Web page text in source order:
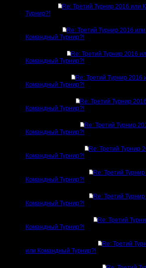
Re: Третий Турнир 2016 или
Турнир?!
Re: Третий Турнир 2016 или
Командный Турнир?!
Re: Третий Турнир 2016
Командный Турнир?!
Re: Третий Турнир 2016
Командный Турнир?!
Re: Третий Турнир
Командный Турнир?!
Re: Третий Турнир
Командный Турнир?!
Re: Третий Турнир
Командный Турнир?!
Re: Третий
Командный Турнир?!
Re: Третий
Командный Турнир?!
Re: Третий
Командный Турнир?!
Re: Третий
или Командный Турнир?!